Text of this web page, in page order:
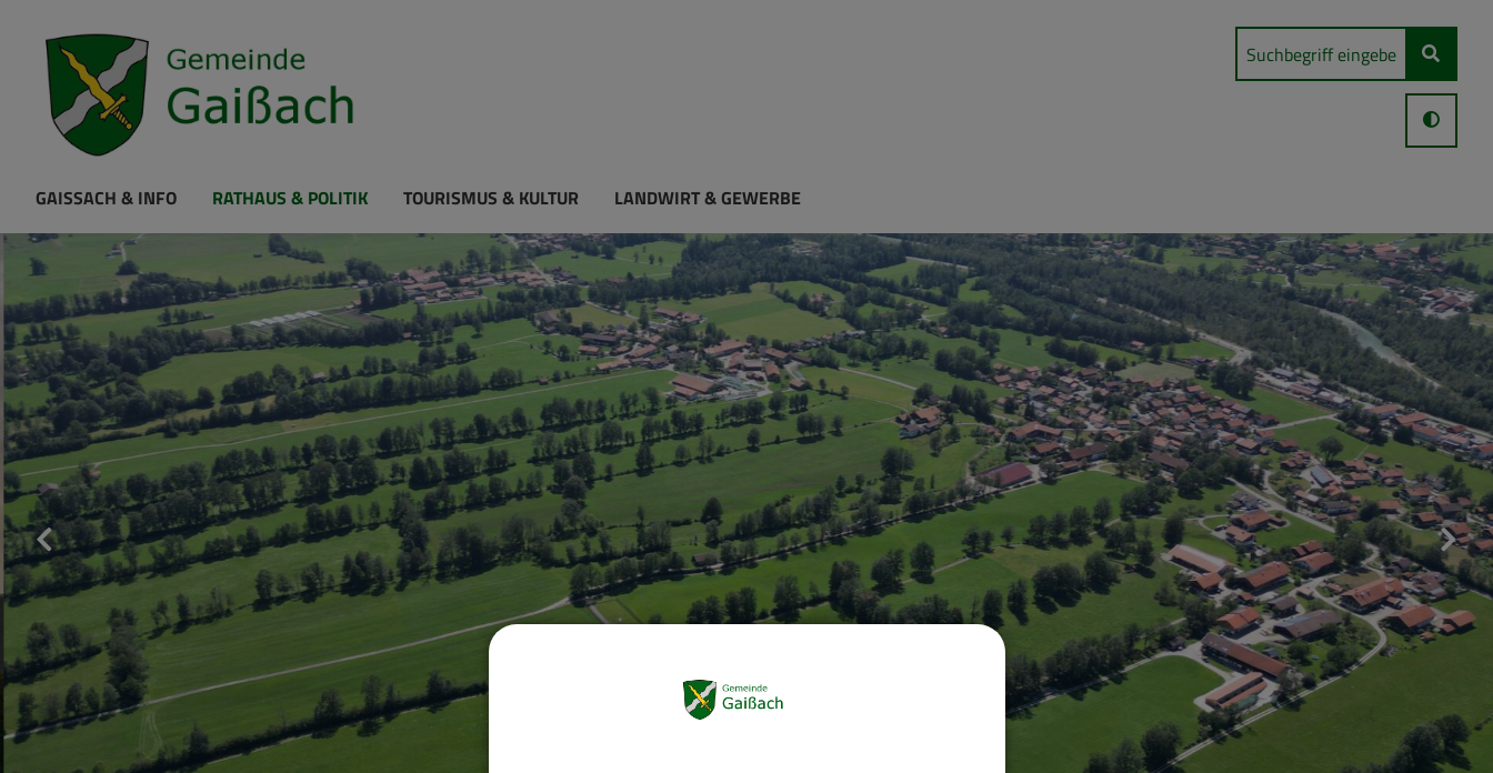
GAISSACH & INFO RATHAUS & POLITIK TOURISMUS & KULTUR LANDWIRT & GEWERBE